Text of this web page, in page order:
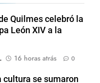
Quilmes celebró la
León XIV a la
16 horas atrás 0
cultura se sumaron